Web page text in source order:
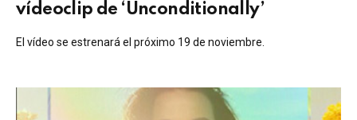
vídeoclip de ‘Unconditionally’
El vídeo se estrenará el próximo 19 de noviembre.